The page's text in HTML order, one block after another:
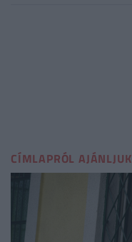
CÍMLAPRÓL AJÁNLJUK